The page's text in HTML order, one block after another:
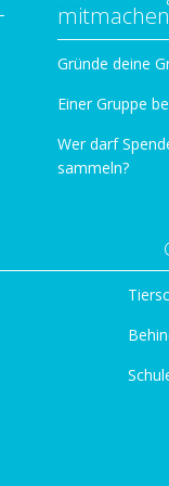
mitmachen
Gründe deine
Einer Gruppe
Wer darf
sammeln?